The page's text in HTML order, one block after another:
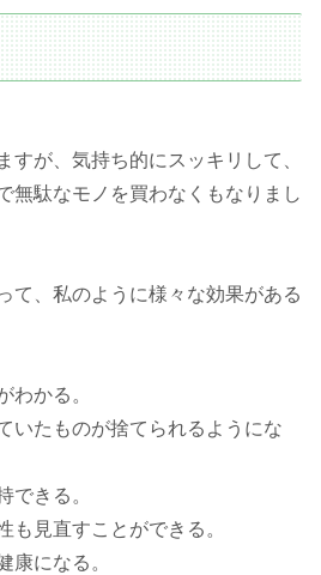
すが、気持ち的にスッキリして、
無駄なモノを買わなくもなりまし
て、私のように様々な効果がある
わかる。
いたものが捨てられるようにな
できる。
も見直すことができる。
康になる。